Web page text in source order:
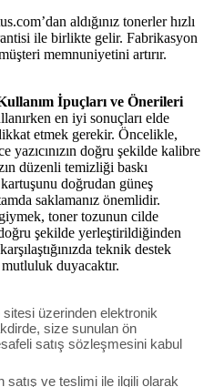
aldığınız tonerler hızlı
ile birlikte gelir. Fabrikasyon
memnuniyetini artırır.
İpuçları ve Önerileri
en iyi sonuçları elde
etmek gerekir. Öncelikle,
yazıcınızın doğru şekilde kalibre
düzenli temizliği baskı
kartuşunu doğrudan güneş
saklamanız önemlidir.
toner tozunun cilde
şekilde yerleştirildiğinden
teknik destek
duyacaktır.
üzerinden elektronik
size sunulan ön
satış sözleşmesini kabul
satış ve teslimi ile ilgili olarak